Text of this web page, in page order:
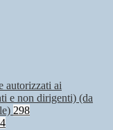
autorizzati ai
e non dirigenti) (da
298
4